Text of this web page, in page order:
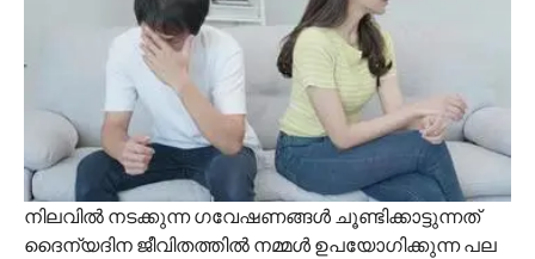
നിലവിൽ നടക്കുന്ന ഗവേഷണങ്ങൾ ചൂണ്ടിക്കാട്ടുന്നത്
ദൈന്യദിന ജീവിതത്തിൽ നമ്മൾ ഉപയോഗിക്കുന്ന പല